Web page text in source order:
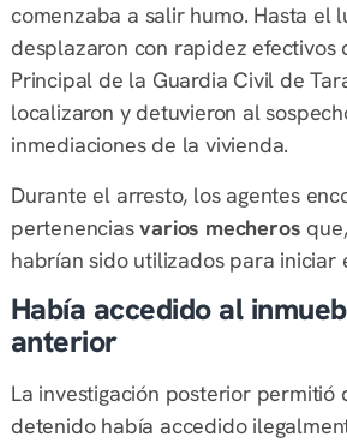
comenzaba a salir humo. Hasta el
desplazaron con rapidez efectivos
Principal de la Guardia Civil de
localizaron y detuvieron al
inmediaciones de la vivienda.
Durante el arresto, los agentes
pertenenciasvarios mecheros
habrían sido utilizados para iniciar
Había accedido al
anterior
La investigación posterior
detenido había accedido